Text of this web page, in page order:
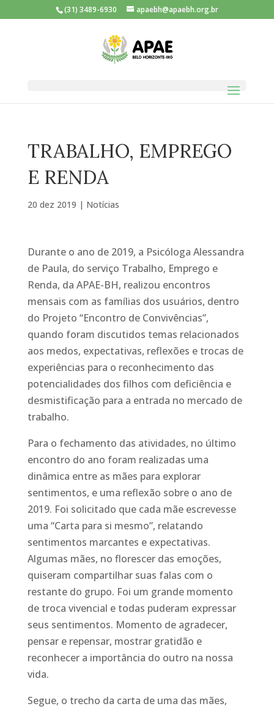
(31) 3489-6930 apaebh@apaebh.org.br
TRABALHO, EMPREGO
E RENDA
20 dez 2019 | Notícias
Durante o ano de 2019, a Psicóloga Alessandra
de Paula, do serviço Trabalho, Emprego e
Renda, da APAE-BH, realizou encontros
mensais com as famílias dos usuários, dentro
do Projeto “Encontro de Convivências”,
quando foram discutidos temas relacionados
aos medos, expectativas, reflexões e trocas de
experiências para o reconhecimento das
potencialidades dos filhos com deficiência e
desmistificação para a entrada no mercado de
trabalho.
Para o fechamento das atividades, no último
encontro do ano foram realizadas uma
dinâmica entre as mães para explorar
sentimentos, e uma reflexão sobre o ano de
2019. Foi solicitado que cada mãe escrevesse
uma “Carta para si mesmo”, relatando
sentimentos marcantes e expectativas.
Algumas mães, no florescer das emoções,
quiseram compartilhar suas falas com o
restante do grupo. Foi um grande momento
de troca vivencial e todas puderam expressar
seus sentimentos. Momento de agradecer,
pensar e repensar, mostrar gratidão e
reconhecer a importância do outro na nossa
vida.
Segue, o trecho da carta de uma das mães,